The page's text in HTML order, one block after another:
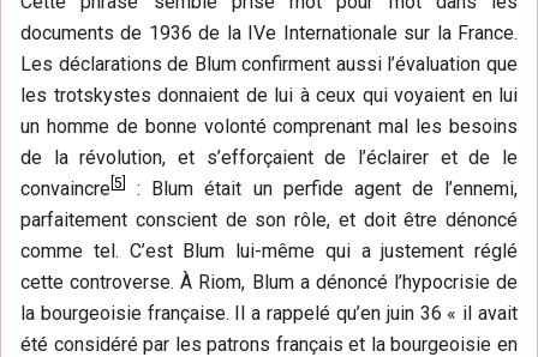
documents de 1936 de la IVe Internationale sur la France.
Les déclarations de Blum confirment aussi l’évaluation que
les trotskystes donnaient de lui à ceux qui voyaient en lui
un homme de bonne volonté comprenant mal les besoins
de la révolution, et s’efforçaient de l’éclairer et de le
convaincre 5
: Blum était un perfide agent de l’ennemi,
parfaitement conscient de son rôle, et doit être dénoncé
comme tel. C’est Blum lui-même qui a justement réglé
cette controverse. À Riom, Blum a dénoncé l’hypocrisie de
la bourgeoisie française. Il a rappelé qu’en juin 36 « il avait
été considéré par les patrons français et la bourgeoisie en